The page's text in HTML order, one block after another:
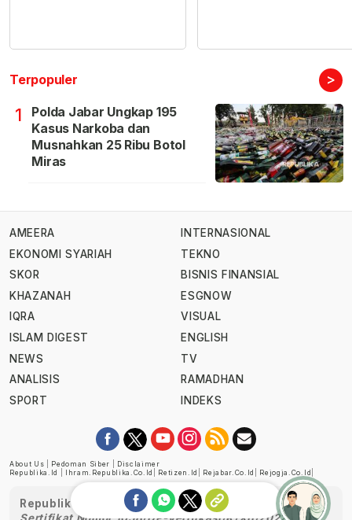
Terpopuler >
1
Polda Jabar Ungkap 195
Kasus Narkoba dan
Musnahkan 25 Ribu Botol
Miras
AMEERA
EKONOMI SYARIAH
SKOR
KHAZANAH
IQRA
ISLAM DIGEST
NEWS
ANALISIS
SPORT
INTERNASIONAL
TEKNO
BISNIS FINANSIAL
ESGNOW
VISUAL
ENGLISH
TV
RAMADHAN
INDEKS
About Us Pedoman Siber
Disclaimer
Republika.id
Ihram.republika.co.id Retizen.id Rejabar.co.id Rejogja.co.id
Republika telah diverifikasi oleh Dewan Pers